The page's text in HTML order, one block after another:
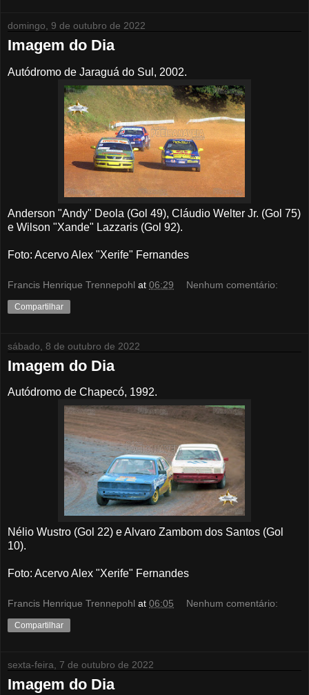
domingo, 9 de outubro de 2022
Imagem do Dia
Autódromo de Jaraguá do Sul, 2002.
Anderson "Andy" Deola (Gol 49), Cláudio Welter Jr. (Gol 75)
e Wilson "Xande" Lazzaris (Gol 92).
Foto: Acervo Alex "Xerife" Fernandes
Francis Henrique Trennepohl at 06:29 Nenhum comentário:
Compartilhar
sábado, 8 de outubro de 2022
Imagem do Dia
Autódromo de Chapecó, 1992.
Nélio Wustro (Gol 22) e Alvaro Zambom dos Santos (Gol
10).
Foto: Acervo Alex "Xerife" Fernandes
Francis Henrique Trennepohl at 06:05 Nenhum comentário:
Compartilhar
sexta-feira, 7 de outubro de 2022
Imagem do Dia